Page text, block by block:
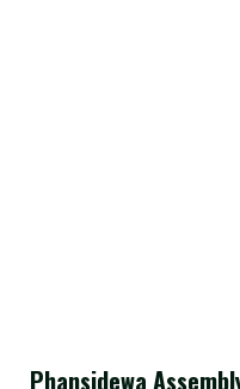
Phansidewa